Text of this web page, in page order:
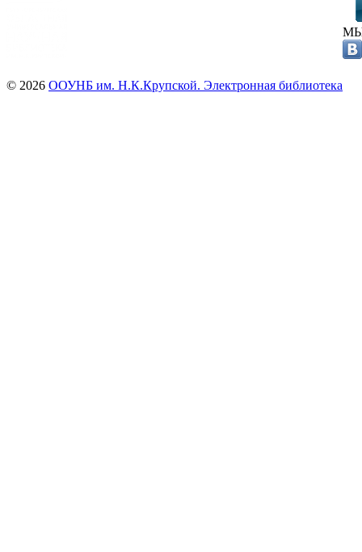
© 2026 ООУНБ им. Н.К.Крупской. Электронная библиотека